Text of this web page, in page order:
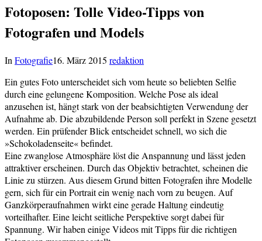
Fotoposen: Tolle Video-Tipps von
Fotografen und Models
In Fotografie16. März 2015 redaktion
Ein gutes Foto unterscheidet sich vom heute so beliebten Selfie
durch eine gelungene Komposition. Welche Pose als ideal
anzusehen ist, hängt stark von der beabsichtigten Verwendung der
Aufnahme ab. Die abzubildende Person soll perfekt in Szene gesetzt
werden. Ein prüfender Blick entscheidet schnell, wo sich die
»Schokoladenseite« befindet.
Eine zwanglose Atmosphäre löst die Anspannung und lässt jeden
attraktiver erscheinen. Durch das Objektiv betrachtet, scheinen die
Linie zu stürzen. Aus diesem Grund bitten Fotografen ihre Modelle
gern, sich für ein Portrait ein wenig nach vorn zu beugen. Auf
Ganzkörperaufnahmen wirkt eine gerade Haltung eindeutig
vorteilhafter. Eine leicht seitliche Perspektive sorgt dabei für
Spannung. Wir haben einige Videos mit Tipps für die richtigen